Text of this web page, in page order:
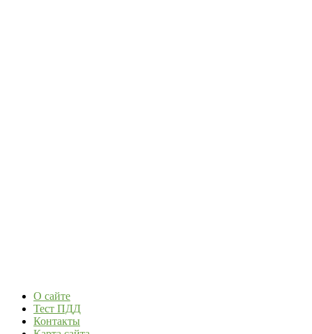
О сайте
Тест ПДД
Контакты